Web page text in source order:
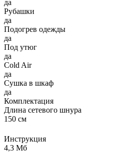
да
Рубашки
да
Подогрев одежды
да
Под утюг
да
Cold Air
да
Сушка в шкаф
да
Комплектация
Длина сетевого шнура
150 см
Инструкция
4,3 Мб